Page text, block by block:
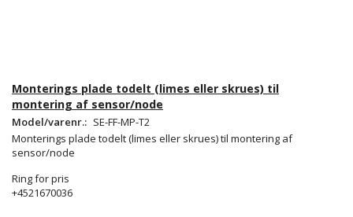
Monterings plade todelt (limes eller skrues) til
montering af sensor/node
Model/varenr.: SE-FF-MP-T2
Monterings plade todelt (limes eller skrues) til montering af
sensor/node
Ring for pris
+4521670036